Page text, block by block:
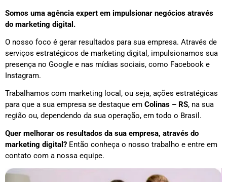
Somos uma agência expert em impulsionar negócios através
do marketing digital.
O nosso foco é gerar resultados para sua empresa. Através de
serviços estratégicos de marketing digital, impulsionamos sua
presença no Google e nas mídias sociais, como Facebook e
Instagram.
Trabalhamos com marketing local, ou seja, ações estratégicas
para que a sua empresa se destaque em Colinas – RS, na sua
região ou, dependendo da sua operação, em todo o Brasil.
Quer melhorar os resultados da sua empresa, através do
marketing digital? Então conheça o nosso trabalho e entre em
contato com a nossa equipe.